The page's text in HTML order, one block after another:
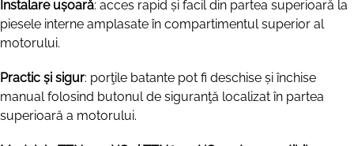
Instalare ușoară: acces rapid și facil din partea superioară la
piesele interne amplasate în compartimentul superior al
motorului.
Practic și sigur: porţile batante pot fi deschise și închise
manual folosind butonul de siguranţă localizat în partea
superioară a motorului.